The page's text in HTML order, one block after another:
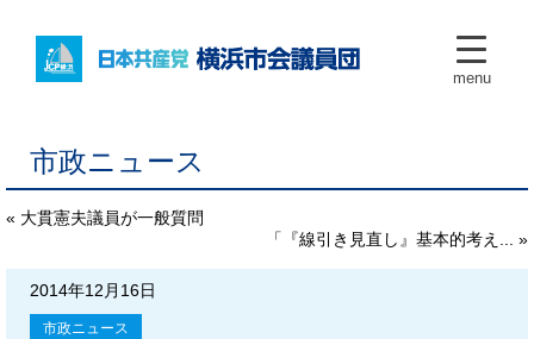
menu
市政ニュース
« 大貫憲夫議員が一般質問
「『線引き見直し』基本的考え... »
2014年12月16日
市政ニュース